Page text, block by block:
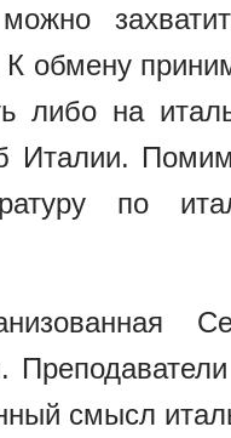
К обмену
либо на
Италии.
по
смысл